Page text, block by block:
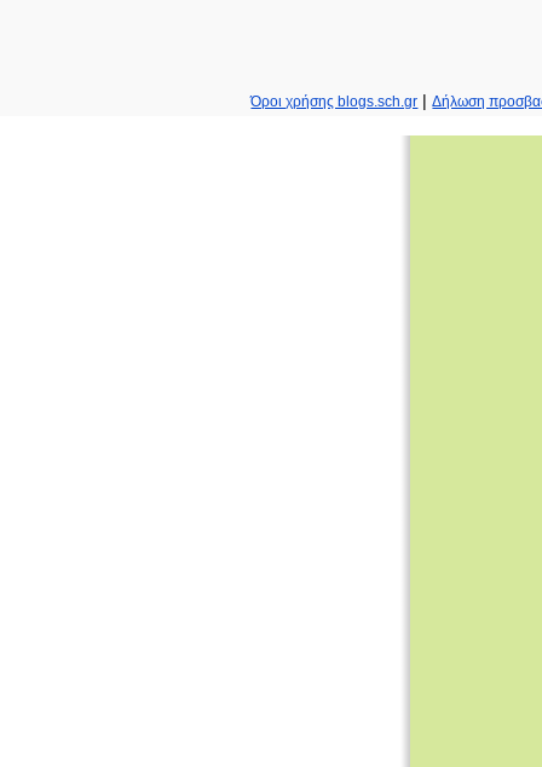
Όροι χρήσης blogs.sch.gr |Δήλωση